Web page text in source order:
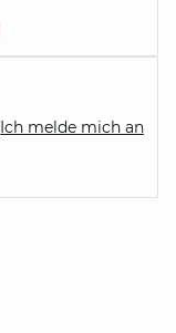
Ich melde mich an